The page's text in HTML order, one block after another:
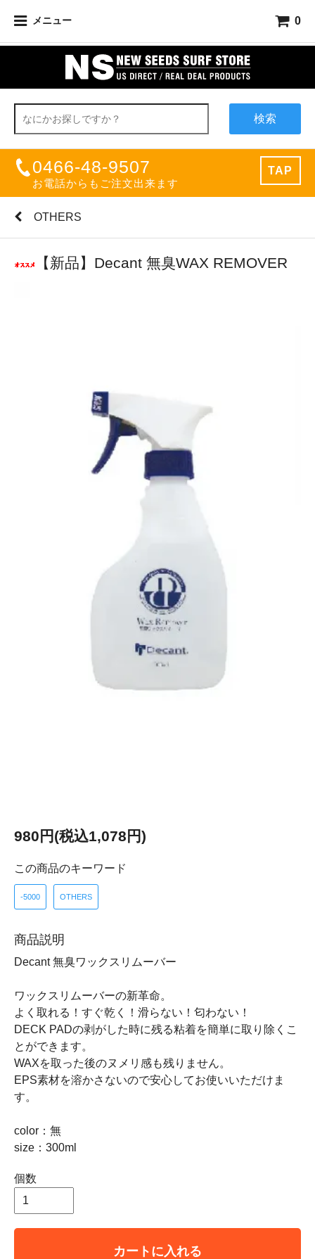
メニュー 0
検索
0466-48-9507
お電話からもご注文出来ます
TAP
OTHERS
【新品】Decant 無臭WAX REMOVER
980円(税込1,078円)
この商品のキーワード
-5000 OTHERS
商品説明
Decant 無臭ワックスリムーバー
ワックスリムーバーの新革命。
よく取れる！すぐ乾く！滑らない！匂わない！
DECK PADの剥がした時に残る粘着を簡単に取り除くこ
とができます。
WAXを取った後のヌメリ感も残りません。
EPS素材を溶かさないので安心してお使いいただけま
す。
color：無
size：300ml
個数
カートに入れる